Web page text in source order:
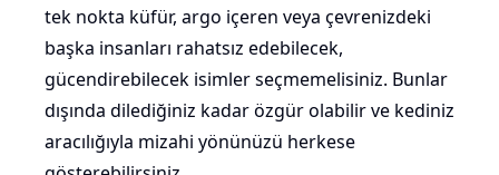
tek nokta küfür, argo içeren veya çevrenizdeki
başka insanları rahatsız edebilecek,
gücendirebilecek isimler seçmemelisiniz. Bunlar
dışında dilediğiniz kadar özgür olabilir ve kediniz
aracılığıyla mizahi yönünüzü herkese